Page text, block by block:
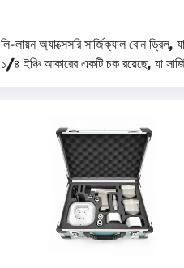
লি-লায়ন অ্যাক্সেসরি সার্জিক্যাল বোন ড্রিল,
১/৪ ইঞ্চি আকারের একটি চক রয়েছে, যা
অ্যাসিটাবুলাম বোন সার্জারির জন্য উপযুক্ত